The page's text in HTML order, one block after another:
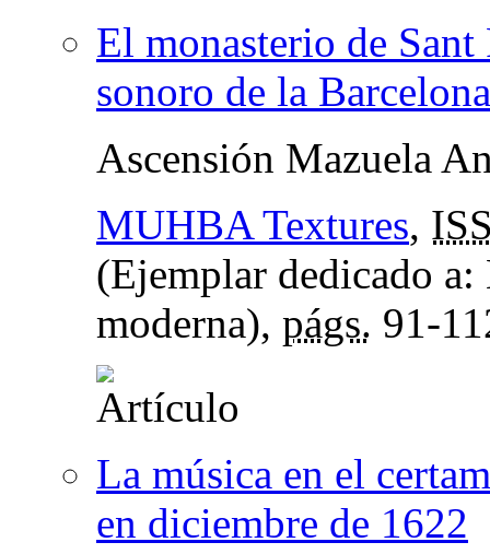
El monasterio de Sant
sonoro de la
Ascensión Mazuela
MUHBA Textures,
(Ejemplar dedicado a:
moderna), págs. 91-
La música en el
en diciembre de 1622